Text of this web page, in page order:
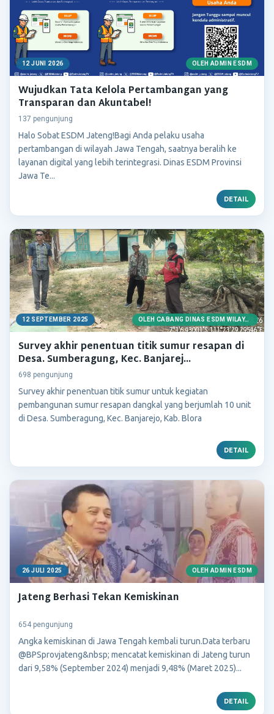
12 JUNI 2026 OLEH ADMIN ESDM
Wujudkan Tata Kelola Pertambangan yang
Transparan dan Akuntabel!
137 pengunjung
Halo Sobat ESDM Jateng!Bagi Anda pelaku usaha
pertambangan di wilayah Jawa Tengah, saatnya beralih ke
layanan digital yang lebih terintegrasi. Dinas ESDM Provinsi
Jawa Te...
DETAIL
12 SEPTEMBER 2025 OLEH CABANG DINAS ESDM WILAYAH KENDENG SELATAN
Survey akhir penentuan titik sumur resapan di
Desa. Sumberagung, Kec. Banjarej...
698 pengunjung
Survey akhir penentuan titik sumur untuk kegiatan
pembangunan sumur resapan dangkal yang berjumlah 10 unit
di Desa. Sumberagung, Kec. Banjarejo, Kab. Blora
DETAIL
26 JULI 2025 OLEH ADMIN ESDM
Jateng Berhasi Tekan Kemiskinan
654 pengunjung
Angka kemiskinan di Jawa Tengah kembali turun.Data terbaru
@BPSprovjateng&nbsp; mencatat kemiskinan di Jateng turun
dari 9,58% (September 2024) menjadi 9,48% (Maret 2025)...
DETAIL